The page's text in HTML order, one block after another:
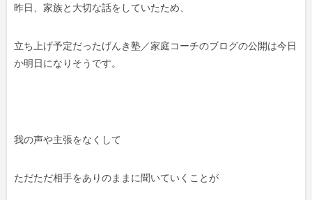
昨日、家族と大切な話をしていたため、
立ち上げ予定だったげんき塾／家庭コーチのブログの公開は今日
か明日になりそうです。
我の声や主張をなくして
ただただ相手をありのままに聞いていくことが